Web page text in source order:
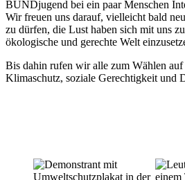
BUNDjugend bei ein paar Menschen
Wir freuen uns darauf, vielleicht bald
zu dürfen, die Lust haben sich mit uns
ökologische und gerechte Welt
Bis dahin rufen wir alle zum Wählen
Klimaschutz, soziale Gerechtigkeit und